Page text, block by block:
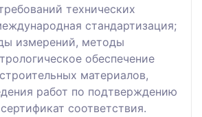
технических
стандартизация;
измерений, методы
обеспечение
материалов,
работ по подтверждению
соответствия.